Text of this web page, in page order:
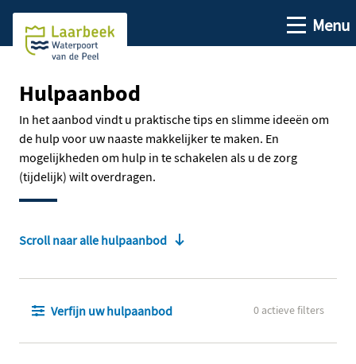
Ga naar de hoofdinhoud
Ga naar de homepage
OpenMenu
Hulpaanbod
In het aanbod vindt u praktische tips en slimme ideeën om
de hulp voor uw naaste makkelijker te maken. En
mogelijkheden om hulp in te schakelen als u de zorg
(tijdelijk) wilt overdragen.
Scroll naar alle hulpaanbod
Verfijn uw hulpaanbod 0 actieve filters